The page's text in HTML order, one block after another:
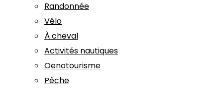
Randonnée
Vélo
À cheval
Activités nautiques
Oenotourisme
Pêche